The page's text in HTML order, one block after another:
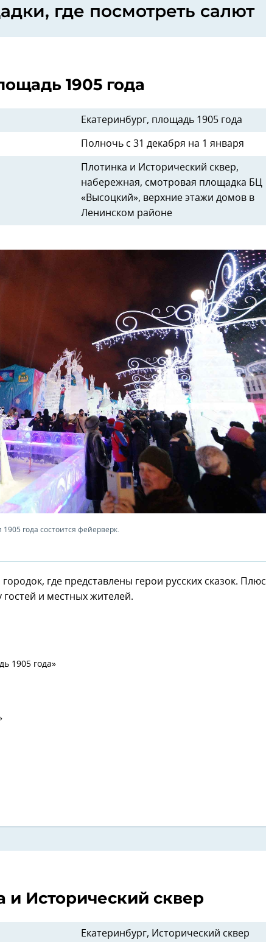
где посмотреть салют
1905 года
Екатеринбург, площадь 1905 года
Полночь с 31 декабря на 1 января
Плотинка и Исторический сквер,
набережная, смотровая площадка БЦ
«Высоцкий», верхние этажи домов в
Ленинском районе
года состоится фейерверк.
где представлены герои русских сказок. Плюс
и местных жителей.
1905 года»
и Исторический сквер
Екатеринбург, Исторический сквер